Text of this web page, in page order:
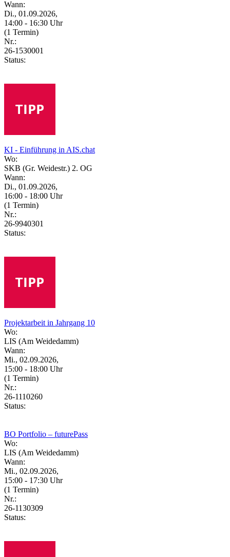
Wann:
Di., 01.09.2026,
14:00 - 16:30 Uhr
(1 Termin)
Nr.:
26-1530001
Status:
KI - Einführung in AIS.chat
Wo:
SKB (Gr. Weidestr.) 2. OG
Wann:
Di., 01.09.2026,
16:00 - 18:00 Uhr
(1 Termin)
Nr.:
26-9940301
Status:
Projektarbeit in Jahrgang 10
Wo:
LIS (Am Weidedamm)
Wann:
Mi., 02.09.2026,
15:00 - 18:00 Uhr
(1 Termin)
Nr.:
26-1110260
Status:
BO Portfolio – futurePass
Wo:
LIS (Am Weidedamm)
Wann:
Mi., 02.09.2026,
15:00 - 17:30 Uhr
(1 Termin)
Nr.:
26-1130309
Status: